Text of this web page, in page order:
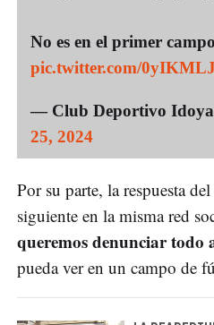
No es en el primer
pic.twitter.com/
— Club Deportivo
25, 2024
Por su parte, la respuesta
siguiente en la misma red
queremos denunciar todo
pueda ver en un campo de